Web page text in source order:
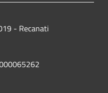
- Recanati